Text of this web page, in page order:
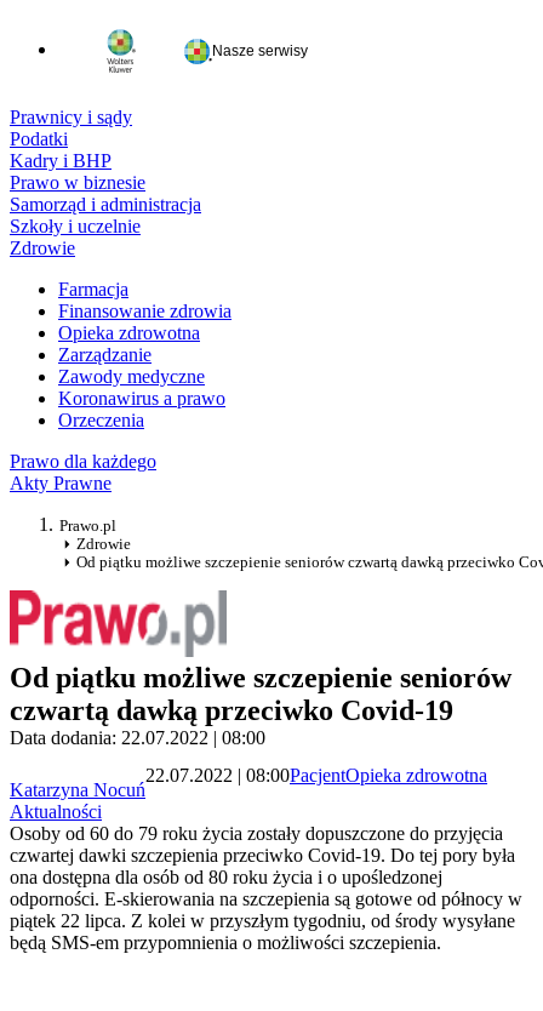
Nasze serwisy
Prawnicy i sądy
Podatki
Kadry i BHP
Prawo w biznesie
Samorząd i administracja
Szkoły i uczelnie
Zdrowie
Farmacja
Finansowanie zdrowia
Opieka zdrowotna
Zarządzanie
Zawody medyczne
Koronawirus a prawo
Orzeczenia
Prawo dla każdego
Akty Prawne
Prawo.pl
Zdrowie
Od piątku możliwe szczepienie seniorów czwartą dawką przeciwko
Od piątku możliwe szczepienie seniorów
czwartą dawką przeciwko Covid-19
Data dodania: 22.07.2022 | 08:00
Katarzyna Nocuń
22.07.2022 | 08:00PacjentOpieka zdrowotna
Aktualności
Osoby od 60 do 79 roku życia zostały dopuszczone do przyjęcia
czwartej dawki szczepienia przeciwko Covid-19. Do tej pory była
ona dostępna dla osób od 80 roku życia i o upośledzonej
odporności. E-skierowania na szczepienia są gotowe od północy w
piątek 22 lipca. Z kolei w przyszłym tygodniu, od środy wysyłane
będą SMS-em przypomnienia o możliwości szczepienia.